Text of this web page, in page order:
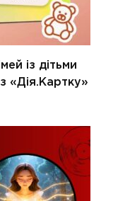
із дітьми
«Дія.Картку»